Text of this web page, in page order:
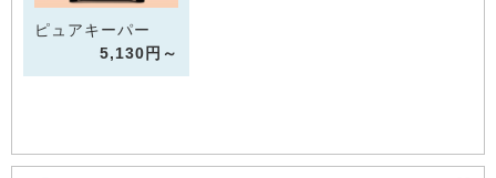
ピュアキーパー
5,130円～